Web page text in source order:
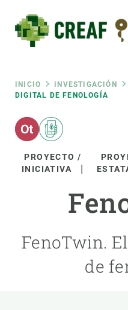
contenido
principal
Ruta
de
INICIO INVESTIGACIÓN
DIGITAL DE FENOLOGÍA
PROYECTO /
INICIATIVA
FenoTwin.
de
RRSS
Featured
INTRANET
menu
INVESTIGACIÓN
CIENCIA EN ACCIÓN
ÚNETE A NOSOTROS